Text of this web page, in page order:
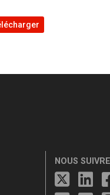
NOUS SUIVRE